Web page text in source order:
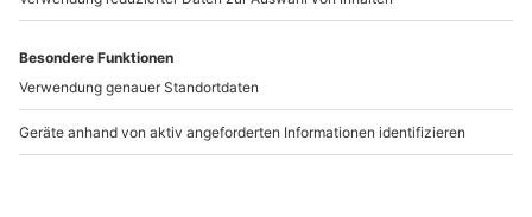
-15% CLUB DEAL
Rotweinwanderung
Schriesheim
Weinbergwanderung
Schriesheim mit
Rebschnitt